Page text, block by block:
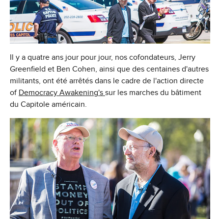
Il y a quatre ans jour pour jour, nos cofondateurs, Jerry
Greenfield et Ben Cohen, ainsi que des centaines d'autres
militants, ont été arrêtés dans le cadre de l'action directe
of Democracy Awakening's sur les marches du bâtiment
du Capitole américain.